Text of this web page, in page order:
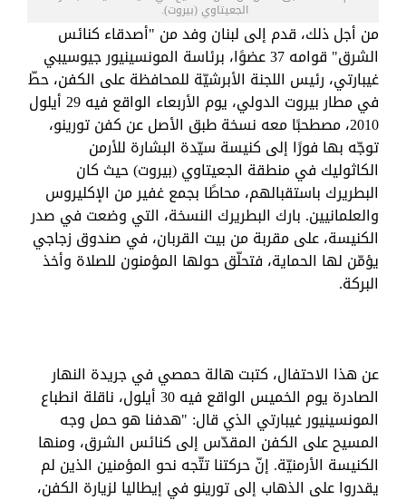
الجعيتاوي (بيروت).
من أجل ذلك، قدم إلى لبنان وفد من "أصدقاء كنائس
الشرق" قوامه 37 عضوًا، برئاسة المونسينيور جيوسيبي
غيبارتي، رئيس اللجنة الأبرشيّة للمحافظة على الكفن، حطّ
في مطار بيروت الدولي، يوم الأربعاء الواقع فيه 29 أيلول
2010، مصطحبًا معه نسخة طبق الأصل عن كفن تورينو،
توجّه بها فورًا إلى كنيسة سيّدة البشارة للأرمن
الكاثوليك في منطقة الجعيتاوي (بيروت) حيث كان
البطريرك باستقبالهم، محاطًا بجمع غفير من الإكليروس
والعلمانيين. بارك البطريرك النسخة، التي وضعت في صدر
الكنيسة، على مقربة من بيت القربان، في صندوق زجاجي
يؤمّن لها الحماية، فتحلّق حولها المؤمنون للصلاة وأخذ
البركة.
عن هذا الاحتفال، كتبت هالة حمصي في جريدة النهار
الصادرة يوم الخميس الواقع فيه 30 أيلول، ناقلة انطباع
المونسينيور غيبارتي الذي قال: "هدفنا هو حمل وجه
المسيح على الكفن المقدّس إلى كنائس الشرق، ومنها
الكنيسة الأرمنيّة. إنّ حركتنا تتّجه نحو المؤمنين الذين لم
يقدروا على الذهاب إلى تورينو في إيطاليا لزيارة الكفن،